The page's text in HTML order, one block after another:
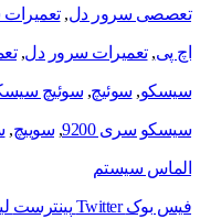
تعصصی سرور دل,
اچ پی,تعمیرات سرور دل,
سیسکو, سوئیچ, سوئیچ
سیسکو سری 9200 , سوییچ,
الماس سیستم
فیس بوک Twitter پینترست